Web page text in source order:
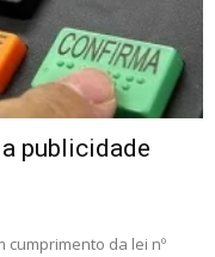
publicidade
cumprimento da lei nº